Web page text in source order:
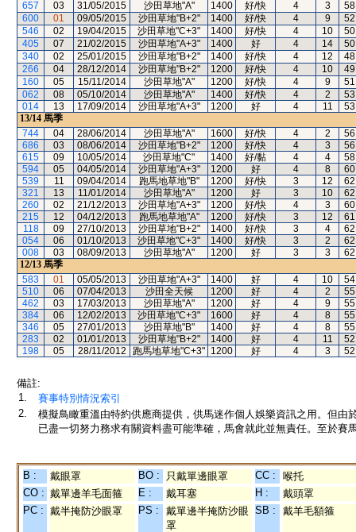
657
03 31/05/2015 沙田草地"A" 1400 好/快 4 3
58
600
01 09/05/2015 沙田草地"B+2" 1400 好/快 4 9
52
546
02 19/04/2015 沙田草地"C+3" 1400 好/快 4 10
50
405
07 21/02/2015 沙田草地"A+3" 1400 好 4 14
50
340
02 25/01/2015 沙田草地"B+2" 1400 好/快 4 12
48
266
04 28/12/2014 沙田草地"B+2" 1200 好/快 4 10
49
160
05 15/11/2014 沙田草地"A" 1200 好/快 4 9
51
062
08 05/10/2014 沙田草地"A" 1400 好/快 4 2
53
014
13 17/09/2014 沙田草地"A+3" 1200 好 4 11
53
13/14 馬季
744
04 28/06/2014 沙田草地"A" 1600 好/快 4 2
56
686
03 08/06/2014 沙田草地"B+2" 1200 好/快 4 3
56
615
09 10/05/2014 沙田草地"C" 1400 好/黏 4 4
58
594
05 04/05/2014 沙田草地"A+3" 1200 好 4 8
60
539
11 09/04/2014 跑馬地草地"B" 1200 好/快 3 12
62
321
13 11/01/2014 沙田草地"A" 1200 好 3 10
62
260
02 21/12/2013 沙田草地"A+3" 1200 好/快 4 3
60
215
12 04/12/2013 跑馬地草地"A" 1200 好/快 3 12
61
118
09 27/10/2013 沙田草地"B+2" 1400 好/快 3 4
62
054
06 01/10/2013 沙田草地"C+3" 1400 好/快 3 2
62
008
03 08/09/2013 沙田草地"A" 1200 好 3 3
62
12/13 馬季
583
01 05/05/2013 沙田草地"A+3" 1400 好 4 10
54
510
06 07/04/2013 沙田全天候 1200 好 4 2
55
462
03 17/03/2013 沙田草地"A" 1200 好 4 9
55
384
06 12/02/2013 沙田草地"C+3" 1600 好 4 8
55
346
05 27/01/2013 沙田草地"B" 1400 好 4 8
55
283
02 01/01/2013 沙田草地"B+2" 1400 好 4 11
52
198
05 28/11/2012 跑馬地草地"C+3" 1200 好 4 3 52
備註:
1.
賽事特別情況索引
2.
模擬鳥瞰重溫由特約供應商提供，供馬迷作個人娛樂資訊之用。但
已盡一切努力務求有關資料盡可能準確，馬會就此並無責任。至於賽
B : 戴眼罩 BO : 只戴單邊眼罩 CC :
喉托
CO : 戴單邊羊毛面箍 E : 戴耳塞 H :
戴頭罩
PC : 戴半掩防沙眼罩 PS :
戴單邊半掩防沙眼
罩
SB : 戴羊毛額箍